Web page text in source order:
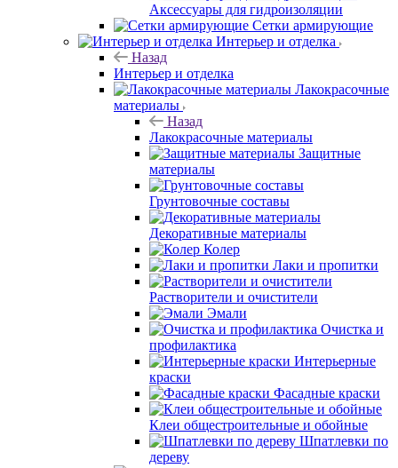
Аксессуары для гидроизоляции
Сетки армирующие
Интерьер и отделка
Назад
Интерьер и отделка
Лакокрасочные
материалы
Назад
Лакокрасочные материалы
Защитные
материалы
Грунтовочные составы
Декоративные материалы
Колер
Лаки и пропитки
Растворители и очистители
Эмали
Очистка и
профилактика
Интерьерные
краски
Фасадные краски
Клеи общестроительные и обойные
Шпатлевки по
дереву